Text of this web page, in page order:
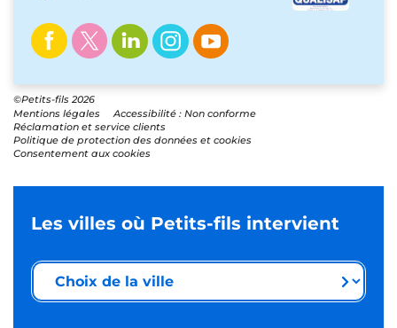
©Petits-fils 2026
Mentions légales
Accessibilité : Non conforme
Réclamation et service clients
Politique de protection des données et cookies
Consentement aux cookies
Les villes où Petits-fils intervient